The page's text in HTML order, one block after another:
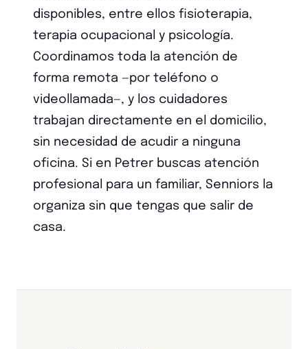
disponibles, entre ellos fisioterapia,
terapia ocupacional y psicología.
Coordinamos toda la atención de
forma remota —por teléfono o
videollamada—, y los cuidadores
trabajan directamente en el domicilio,
sin necesidad de acudir a ninguna
oficina. Si en Petrer buscas atención
profesional para un familiar, Senniors la
organiza sin que tengas que salir de
casa.